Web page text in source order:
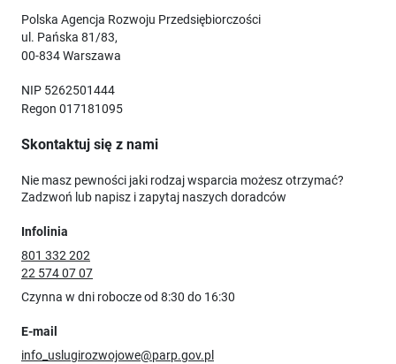
Polska Agencja Rozwoju Przedsiębiorczości
ul. Pańska 81/83,
00-834 Warszawa
NIP 5262501444
Regon 017181095
Skontaktuj się z nami
Nie masz pewności jaki rodzaj wsparcia możesz otrzymać?
Zadzwoń lub napisz i zapytaj naszych doradców
Infolinia
801 332 202
22 574 07 07
Czynna w dni robocze od 8:30 do 16:30
E-mail
info_uslugirozwojowe@parp.gov.pl